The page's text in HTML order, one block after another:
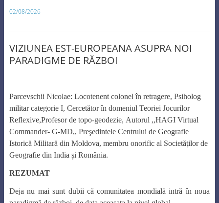
02/08/2026
VIZIUNEA EST-EUROPEANA ASUPRA NOI
PARADIGME DE RĂZBOI
Parcevschii Nicolae: Locotenent colonel în retragere, Psiholog
militar categorie I, Cercetător în domeniul Teoriei Jocurilor
Reflexive,Profesor de topo-geodezie, Autorul ,,HAGI Virtual
Commander- G-MD,, Preşedintele Centrului de Geografie
Istorică Militară din Moldova, membru onorific al Societăţilor de
Geografie din India și România.
REZUMAT
Deja nu mai sunt dubii că comunitatea mondială intră în noua